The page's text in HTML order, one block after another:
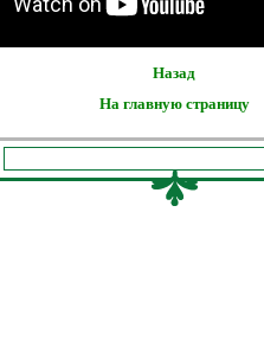
Назад
На главную страницу